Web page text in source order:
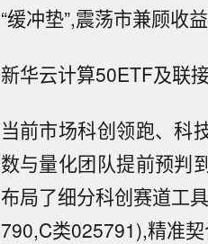
“缓冲垫”,震荡市兼顾收
新华云计算50ETF及联
当前市场科创领跑、科
数与量化团队提前预判
布局了细分科创赛道工
790,C类025791),精准